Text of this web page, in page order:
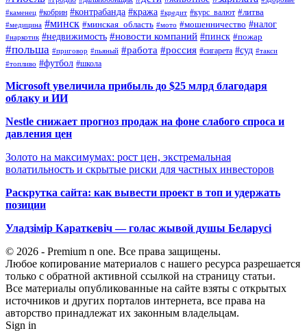
#каменец #кобрин #контрабанда #кража #кредит #курс_валют #литва
#медицина #минск #минская_область #мото #мошенничество #налог
#наркотик #недвижимость #новости компаний #пинск #пожар
#польша #приговор #пьяный #работа #россия #сигарета #суд #такси
#топливо #футбол #школа
Microsoft увеличила прибыль до $25 млрд благодаря
облаку и ИИ
Nestle снижает прогноз продаж на фоне слабого спроса и
давления цен
Золото на максимумах: рост цен, экстремальная
волатильность и скрытые риски для частных инвесторов
Раскрутка сайта: как вывести проект в топ и удержать
позиции
Уладзімір Караткевіч — голас жывой душы Беларусі
© 2026 - Premium n one. Все права защищены.
Любое копирование материалов с нашего ресурса разрешается
только с обратной активной ссылкой на страницу статьи.
Все материалы опубликованные на сайте взяты с открытых
источников и других порталов интернета, все права на
авторство принадлежат их законным владельцам.
Sign in